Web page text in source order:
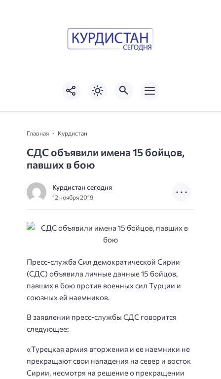
Главная Курдистан
СДС объявили имена 15 бойцов,
павших в бою
Курдистан сегодня
12 ноября 2019
Пресс-служба Сил демократической Сирии
(СДС) объявила личные данные 15 бойцов,
павших в бою против военных сил Турции и
союзных ей наемников.
В заявлении пресс-службы СДС говорится
следующее:
«Турецкая армия вторжения и ее наемники не
прекращают свои нападения на север и восток
Сирии, несмотря на решение о прекращении